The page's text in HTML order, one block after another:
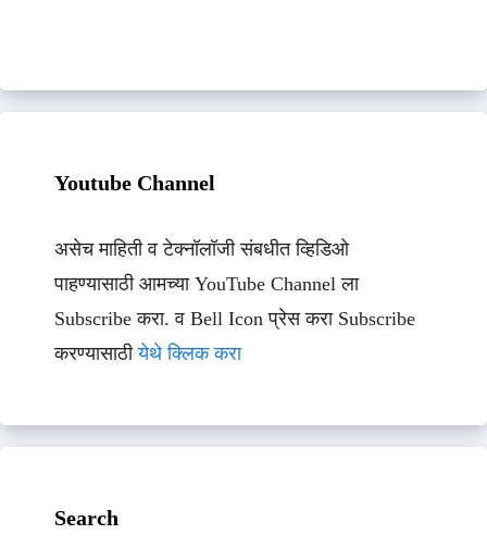
Youtube Channel
असेच माहिती व टेक्नॉलॉजी संबधीत व्हिडिओ
पाहण्यासाठी आमच्या YouTube Channel ला
Subscribe करा. व Bell Icon प्रेस करा Subscribe
करण्यासाठीयेथे क्लिक करा
Search